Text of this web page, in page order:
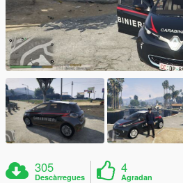
305
Descàrregues
4
Agradan